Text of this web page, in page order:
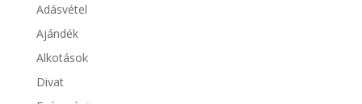
Adásvétel
Ajándék
Alkotások
Divat